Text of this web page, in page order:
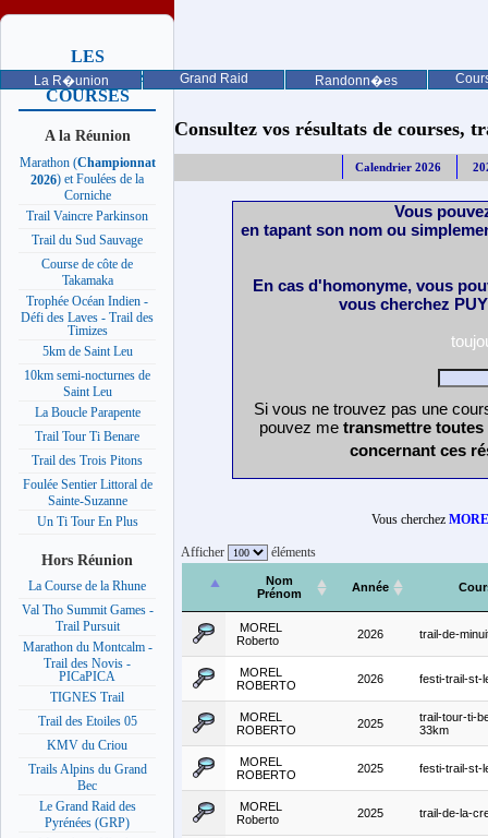
La R�union Grand Raid Randonn�es
LES
PROCHAINES
COURSES
A la Réunion
Marathon (Championnat
2026) et Foulées de la
Corniche
Trail Vaincre Parkinson
Trail du Sud Sauvage
Course de côte de
Takamaka
Trophée Océan Indien -
Défi des Laves - Trail des
Timizes
5km de Saint Leu
10km semi-nocturnes de
Saint Leu
La Boucle Parapente
Trail Tour Ti Benare
Trail des Trois Pitons
Foulée Sentier Littoral de
Sainte-Suzanne
Un Ti Tour En Plus
Hors Réunion
La Course de la Rhune
Val Tho Summit Games -
Trail Pursuit
Marathon du Montcalm -
Trail des Novis -
PICaPICA
TIGNES Trail
Trail des Etoiles 05
KMV du Criou
Trails Alpins du Grand
Bec
Le Grand Raid des
Pyrénées (GRP)
Consultez vos résultats de courses,
Calendrier 2026
Vous
en tapant son nom ou
En cas d'homonyme, vous
vous cherchez
Si vous ne trouvez pas une
pouvez me transmettre
concernant ces
Vous cherchez
Afficher éléments
Nom
Prénom
Année
MOREL
Roberto
2026 trail-de-
MOREL
ROBERTO
2026 festi-trail-st-
MOREL
ROBERTO
2025
trail-tour-ti-
33km
MOREL
ROBERTO
2025 festi-trail-st-
MOREL
Roberto
2025 trail-de-la-